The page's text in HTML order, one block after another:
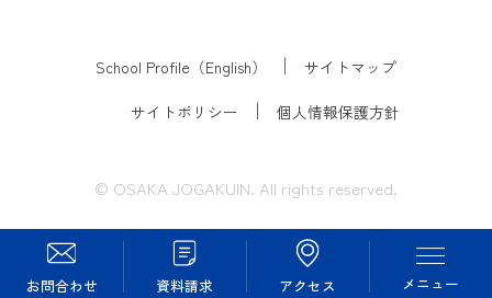
メニュー
お問合わせ 資料請求 アクセス
School Profile（English） サイトマップ
サイトポリシー 個人情報保護方針
© OSAKA JOGAKUIN. All rights reserved.